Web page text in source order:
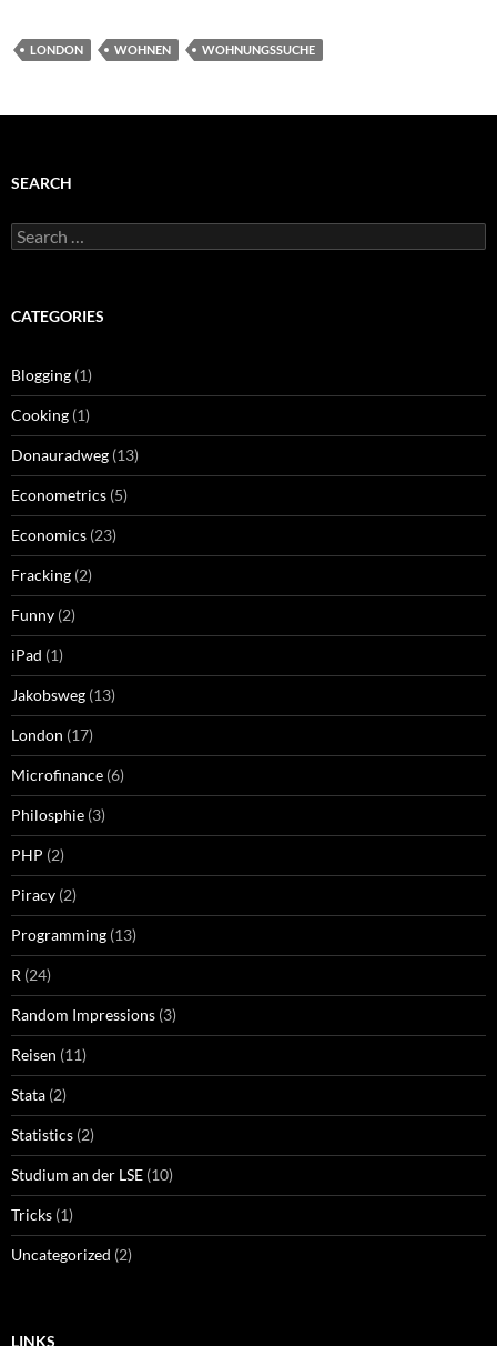
LONDON WOHNEN WOHNUNGSSUCHE
SEARCH
Search
for:
CATEGORIES
Blogging (1)
Cooking (1)
Donauradweg (13)
Econometrics (5)
Economics (23)
Fracking (2)
Funny (2)
iPad (1)
Jakobsweg (13)
London (17)
Microfinance (6)
Philosphie (3)
PHP (2)
Piracy (2)
Programming (13)
R (24)
Random Impressions (3)
Reisen (11)
Stata (2)
Statistics (2)
Studium an der LSE (10)
Tricks (1)
Uncategorized (2)
LINKS